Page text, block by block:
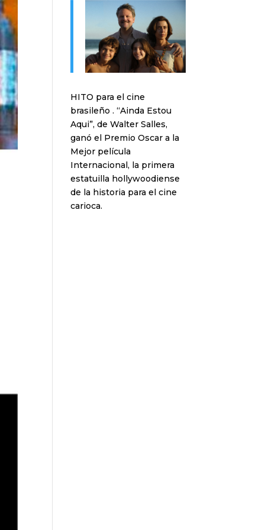
HITO para el cine
brasileño . “Ainda Estou
Aqui”, de Walter Salles,
ganó el Premio Oscar a la
Mejor película
Internacional, la primera
estatuilla hollywoodiense
de la historia para el cine
carioca.